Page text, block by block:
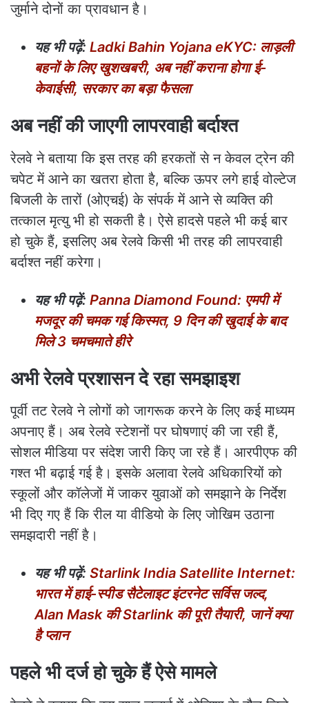
जुर्माने दोनों का प्रावधान है।
यह भी पढ़ें: Ladki Bahin Yojana eKYC: लाड़ली
बहनों के लिए खुशखबरी, अब नहीं कराना होगा ई-
केवाईसी, सरकार का बड़ा फैसला
अब नहीं की जाएगी लापरवाही बर्दाश्त
रेलवे ने बताया कि इस तरह की हरकतों से न केवल ट्रेन की
चपेट में आने का खतरा होता है, बल्कि ऊपर लगे हाई वोल्टेज
बिजली के तारों (ओएचई) के संपर्क में आने से व्यक्ति की
तत्काल मृत्यु भी हो सकती है। ऐसे हादसे पहले भी कई बार
हो चुके हैं, इसलिए अब रेलवे किसी भी तरह की लापरवाही
बर्दाश्त नहीं करेगा।
यह भी पढ़ें: Panna Diamond Found: एमपी में
मजदूर की चमक गई किस्मत, 9 दिन की खुदाई के बाद
मिले 3 चमचमाते हीरे
अभी रेलवे प्रशासन दे रहा समझाइश
पूर्वी तट रेलवे ने लोगों को जागरूक करने के लिए कई माध्यम
अपनाए हैं। अब रेलवे स्टेशनों पर घोषणाएं की जा रही हैं,
सोशल मीडिया पर संदेश जारी किए जा रहे हैं। आरपीएफ की
गश्त भी बढ़ाई गई है। इसके अलावा रेलवे अधिकारियों को
स्कूलों और कॉलेजों में जाकर युवाओं को समझाने के निर्देश
भी दिए गए हैं कि रील या वीडियो के लिए जोखिम उठाना
समझदारी नहीं है।
यह भी पढ़ें: Starlink India Satellite Internet:
भारत में हाई-स्पीड सैटेलाइट इंटरनेट सर्विस जल्द,
Alan Mask की Starlink की पूरी तैयारी, जानें क्या
है प्लान
पहले भी दर्ज हो चुके हैं ऐसे मामले